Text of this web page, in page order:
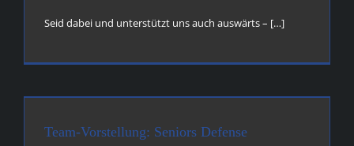
Seid dabei und unterstützt uns auch auswärts – […]
Team-Vorstellung: Seniors Defense